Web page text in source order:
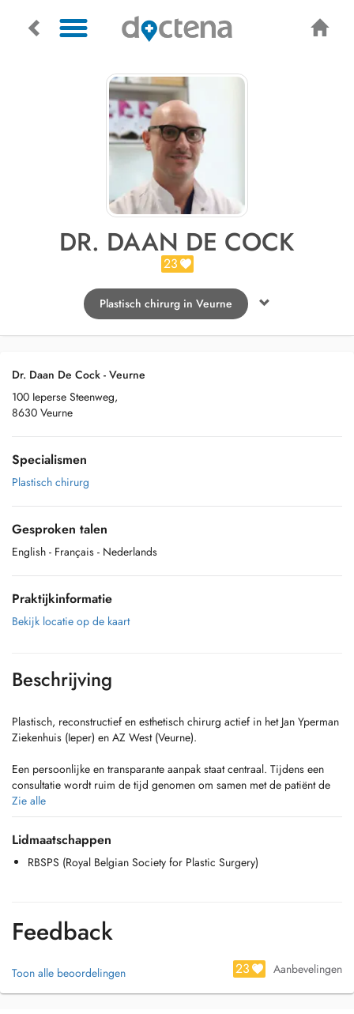
DR. DAAN DE COCK
23
Plastisch chirurg in Veurne
Dr. Daan De Cock - Veurne
100 Ieperse Steenweg,
8630 Veurne
Specialismen
Plastisch chirurg
Gesproken talen
English - Français - Nederlands
Praktijkinformatie
Bekijk locatie op de kaart
Beschrijving
Plastisch, reconstructief en esthetisch chirurg actief in het Jan Yperman
Ziekenhuis (Ieper) en AZ West (Veurne).
Een persoonlijke en transparante aanpak staat centraal. Tijdens een
consultatie wordt ruim de tijd genomen om samen met de patiënt de
meest geschikte behandeling te bespreken, afgestemd op de
individuele wensen en noden.
Zie alle
Lidmaatschappen
RBSPS (Royal Belgian Society for Plastic Surgery)
Feedback
Toon alle beoordelingen 23 Aanbevelingen